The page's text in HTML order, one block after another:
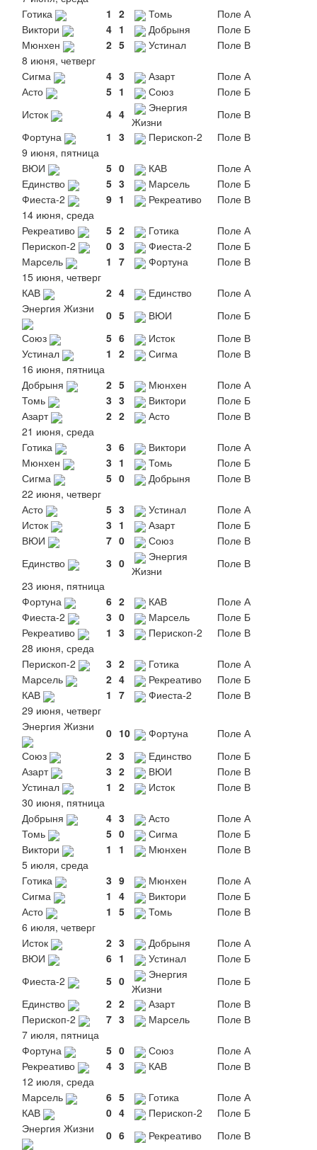
Готика
1 2 Томь
Поле А
Виктори
4 1 Добрыня
Поле Б
Мюнхен
2 5 Устинал
Поле В
8 июня, четверг
Сигма
4 3 Азарт
Поле А
Асто
5 1 Союз
Поле Б
Исток
4 4
Энергия
Жизни
Поле В
Фортуна
1 3 Перископ-2
Поле В
9 июня, пятница
ВЮИ
5 0 КАВ
Поле А
Единство
5 3 Марсель
Поле Б
Фиеста-2
9 1 Рекреативо
Поле В
14 июня, среда
Рекреативо
5 2 Готика
Поле А
Перископ-2
0 3 Фиеста-2
Поле Б
Марсель
1 7 Фортуна
Поле В
15 июня, четверг
КАВ
2 4 Единство
Поле А
Энергия Жизни
0 5 ВЮИ
Поле Б
Союз
5 6 Исток
Поле В
Устинал
1 2 Сигма
Поле В
16 июня, пятница
Добрыня
2 5 Мюнхен
Поле А
Томь
3 3 Виктори
Поле Б
Азарт
2 2 Асто
Поле В
21 июня, среда
Готика
3 6 Виктори
Поле А
Мюнхен
3 1 Томь
Поле Б
Сигма
5 0 Добрыня
Поле В
22 июня, четверг
Асто
5 3 Устинал
Поле А
Исток
3 1 Азарт
Поле Б
ВЮИ
7 0 Союз
Поле В
Единство
3 0
Энергия
Жизни
Поле В
23 июня, пятница
Фортуна
6 2 КАВ
Поле А
Фиеста-2
3 0 Марсель
Поле Б
Рекреативо
1 3 Перископ-2
Поле В
28 июня, среда
Перископ-2
3 2 Готика
Поле А
Марсель
2 4 Рекреативо
Поле Б
КАВ
1 7 Фиеста-2
Поле В
29 июня, четверг
Энергия Жизни
0 10 Фортуна
Поле А
Союз
2 3 Единство
Поле Б
Азарт
3 2 ВЮИ
Поле В
Устинал
1 2 Исток
Поле В
30 июня, пятница
Добрыня
4 3 Асто
Поле А
Томь
5 0 Сигма
Поле Б
Виктори
1 1 Мюнхен
Поле В
5 июля, среда
Готика
3 9 Мюнхен
Поле А
Сигма
1 4 Виктори
Поле Б
Асто
1 5 Томь
Поле В
6 июля, четверг
Исток
2 3 Добрыня
Поле А
ВЮИ
6 1 Устинал
Поле Б
Фиеста-2
5 0
Энергия
Жизни
Поле Б
Единство
2 2 Азарт
Поле В
Перископ-2
7 3 Марсель
Поле В
7 июля, пятница
Фортуна
5 0 Союз
Поле А
Рекреативо
4 3 КАВ
Поле В
12 июля, среда
Марсель
6 5 Готика
Поле А
КАВ
0 4 Перископ-2
Поле Б
Энергия Жизни
0 6 Рекреативо
Поле В